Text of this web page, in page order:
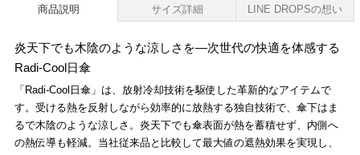
商品説明 サイズ詳細 LINE DROPSの想い
炎天下でも木陰のような涼しさを―次世代の快適を体感する
Radi-Cool日傘
「Radi-Cool日傘」は、放射冷却技術を駆使した革新的なアイテムで
す。受ける熱を反射しながら効率的に放熱する独自技術で、傘下はま
るで木陰のような涼しさ。炎天下でも傘表面が熱を蓄積せず、内側へ
の熱伝導も軽減。当社従来品と比較して最大値の遮熱効果を実現し、